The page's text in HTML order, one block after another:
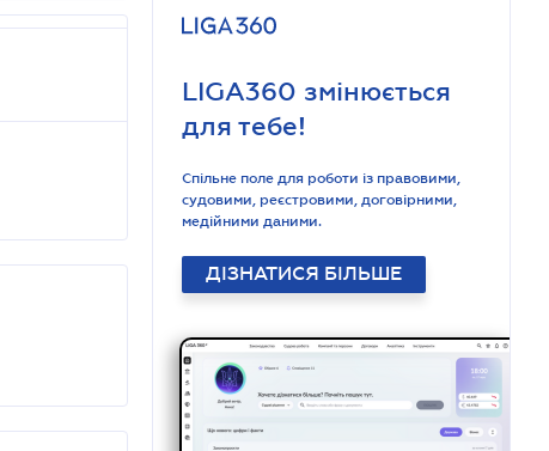
LIGA360 змінюється
для тебе!
Спільне поле для роботи із правовими,
судовими, реєстровими, договірними,
медійними даними.
ДІЗНАТИСЯ БІЛЬШЕ